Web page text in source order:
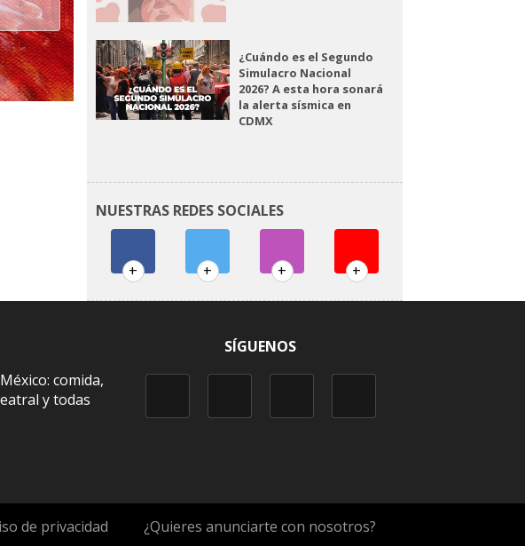
¿Cuándo es el Segundo
Simulacro Nacional
2026? A esta hora sonará
la alerta sísmica en
CDMX
NUESTRAS REDES SOCIALES
+ + + +
comida,
y todas
SÍGUENOS
de privacidad ¿Quieres anunciarte con nosotros?